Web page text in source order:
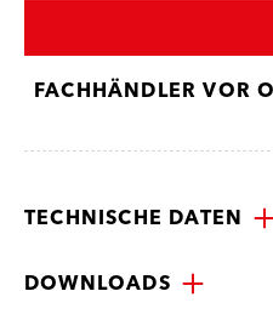
FACHHÄNDLER VOR
TECHNISCHE DATEN
DOWNLOADS